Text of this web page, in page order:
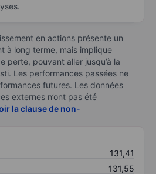
en actions présente un
à long terme, mais implique
perte, pouvant aller jusqu’à la
Les performances passées ne
futures. Les données
externes n’ont pas été
la clause de non-
131,41
131,55